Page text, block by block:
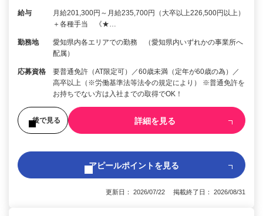
給与
月給201,300円～月給235,700円（大卒以上226,500円以上）
＋各種手当 《★…
勤務地
愛知県内各エリアでの勤務 （愛知県内いずれかの事業所へ
配属）
応募資格
要普通免許（AT限定可）／60歳未満（定年が60歳の為）／
高卒以上（※労働基準法等法令の規定により） ※普通免許を
お持ちでない方は入社までの取得でOK！
後で見る 詳細を見る
アピールポイントを見る
更新日： 2026/07/22 掲載終了日： 2026/08/31